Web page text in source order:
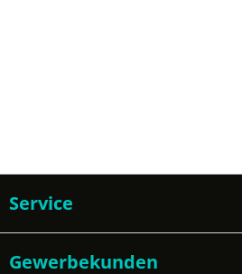
Service
Gewerbekunden